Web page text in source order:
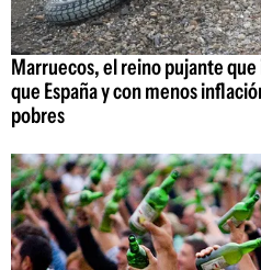
Marruecos, el reino pujante
que España y con menos
pobres